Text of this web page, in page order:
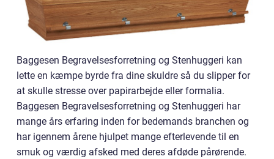
Baggesen Begravelsesforretning og Stenhuggeri kan
lette en kæmpe byrde fra dine skuldre så du slipper for
at skulle stresse over papirarbejde eller formalia.
Baggesen Begravelsesforretning og Stenhuggeri har
mange års erfaring inden for bedemands branchen og
har igennem årene hjulpet mange efterlevende til en
smuk og værdig afsked med deres afdøde pårørende.